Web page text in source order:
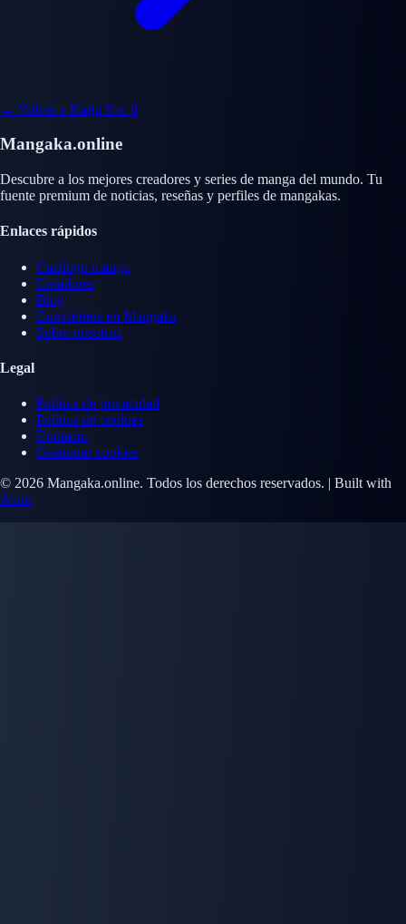
← Volver a Kaiju No. 8
Mangaka.online
Descubre a los mejores creadores y series de manga del mundo. Tu
fuente premium de noticias, reseñas y perfiles de mangakas.
Enlaces rápidos
Catálogo manga
Creadores
Blog
Conviértete en Mangaka
Sobre nosotros
Legal
Política de privacidad
Política de cookies
Contacto
Gestionar cookies
© 2026 Mangaka.online. Todos los derechos reservados. | Built with
Astro